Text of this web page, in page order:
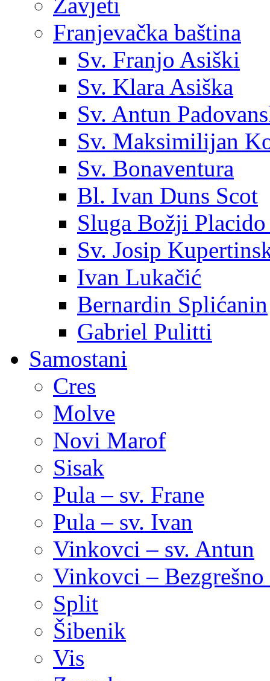
Franjevačka baština
Sv. Franjo Asiški
Sv. Klara Asiška
Sv. Antun
Sv. Maksimilijan
Sv. Bonaventura
Bl. Ivan Duns Scot
Sluga Božji Placido
Sv. Josip
Ivan Lukačić
Bernardin Splićanin
Gabriel Pulitti
Samostani
Cres
Molve
Novi Marof
Sisak
Pula – sv. Frane
Pula – sv. Ivan
Vinkovci – sv. Antun
Vinkovci –
Split
Šibenik
Vis